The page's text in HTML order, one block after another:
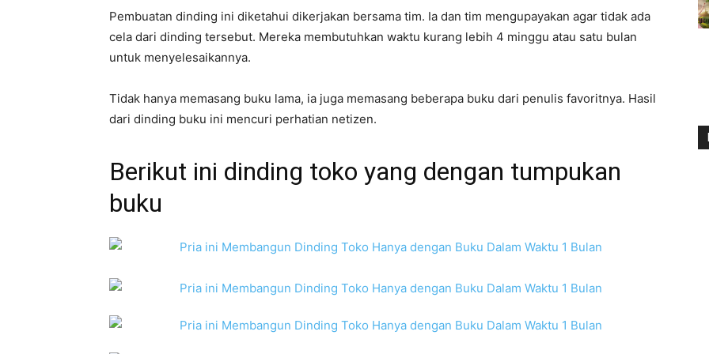
Pembuatan dinding ini diketahui dikerjakan bersama tim. Ia dan tim mengupayakan agar tidak ada
cela dari dinding tersebut. Mereka membutuhkan waktu kurang lebih 4 minggu atau satu bulan
untuk menyelesaikannya.
Tidak hanya memasang buku lama, ia juga memasang beberapa buku dari penulis favoritnya. Hasil
dari dinding buku ini mencuri perhatian netizen.
Berikut ini dinding toko yang dengan tumpukan
buku